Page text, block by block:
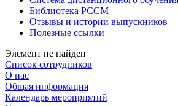
Библиотека РССМ
Отзывы и истории выпускников
Полезные ссылки
Элемент не найден
Список сотрудников
О нас
Общая информация
Календарь мероприятий